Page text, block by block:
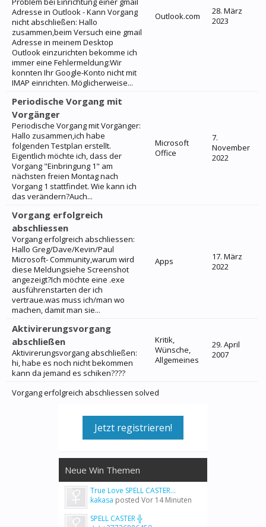
Adresse in Outlook - Kann Vorgang
nicht abschließen: Hallo
zusammen,beim Versuch eine gmail
Adresse in meinem Desktop
Outlook einzurichten bekomme ich
immer eine Fehlermeldung:Wir
konnten Ihr Google-Konto nicht mit
IMAP einrichten. Möglicherweise...
Outlook.com
28. März
2023
Periodische Vorgang mit
Vorgänger
Periodische Vorgang mit Vorgänger:
Hallo zusammen,ich habe
folgenden Testplan erstellt.
Eigentlich möchte ich, dass der
Vorgang "Einbringung 1" am
nächsten freien Montag nach
Vorgang 1 stattfindet. Wie kann ich
das verändern?Auch...
Microsoft
Office
7.
November
2022
Vorgang erfolgreich
abschliessen
Vorgang erfolgreich abschliessen:
Hallo Greg/Dave/Kevin/Paul
Microsoft- Community,warum wird
diese Meldungsiehe Screenshot
angezeigt?Ich möchte eine .exe
ausführenstarten der ich
vertraue.was muss ich/man wo
machen, damit man sie...
Apps
17. März
2022
Aktivirerungsvorgang
abschließen
Aktivirerungsvorgang abschließen:
hi, habe es noch nicht bekommen
kann da jemand es schiken????
Kritik,
Wünsche,
Allgemeines
29. April
2007
Vorgang erfolgreich abschliessen solved
Jetzt registrieren!
Neue Win Themen
True Love SPELL CASTER...
kakasa posted Vor 14 Minuten
SPELL CASTER ╬